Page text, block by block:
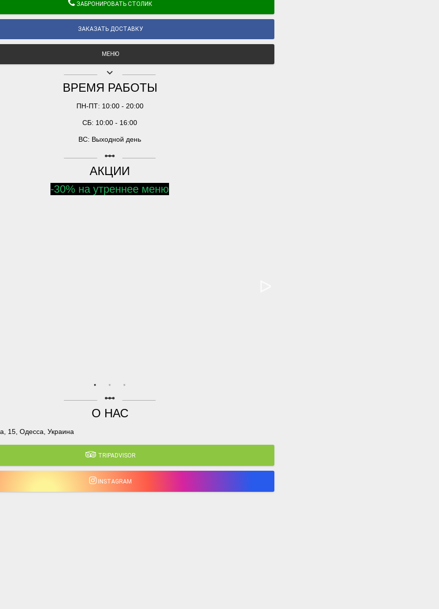
ЗАБРОНИРОВАТЬ СТОЛИК
ЗАКАЗАТЬ ДОСТАВКУ
МЕНЮ
keyboard_arrow_down
ВРЕМЯ РАБОТЫ
ПН-ПТ: 10:00 - 20:00
СБ: 10:00 - 16:00
ВС: Выходной день
linear_scale
АКЦИИ
-30% на утреннее меню
linear_scale
О НАС
15, Одесса, Украина
TRIPADVISOR
INSTAGRAM